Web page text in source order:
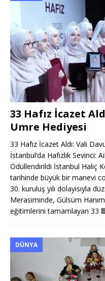
33 Hafız İcazet
Umre Hediyesi
33 Hafız İcazet Aldı: Vali
İstanbul’da Hafızlık Sevinci:
Ödüllendirildi İstanbul Haliç
tarihinde büyük bir manevi
30. kuruluş yılı dolayısıyla
Merasiminde, Gülsüm Hanım
eğitimlerini tamamlayan 33
DÜNYA